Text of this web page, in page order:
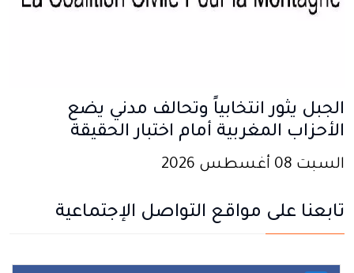
الجبل يثور انتخابياً وتحالف مدني يضع
الأحزاب المغربية أمام اختبار الحقيقة
السبت 08 أغسطس 2026
تابعنا على مواقع التواصل الإجتماعية